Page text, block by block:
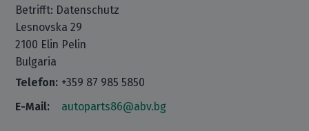
Betrifft: Datenschutz
Lesnovska 29
2100 Elin Pelin
Bulgaria
Telefon: +359 87 985 5850
E-Mail:
autoparts86@abv.bg